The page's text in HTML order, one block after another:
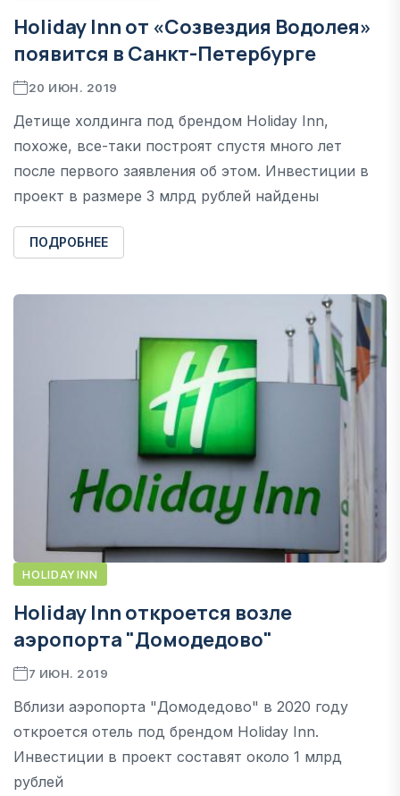
Holiday Inn от «Созвездия Водолея»
появится в Санкт-Петербурге
20 ИЮН. 2019
Детище холдинга под брендом Holiday Inn,
похоже, все-таки построят спустя много лет
после первого заявления об этом. Инвестиции в
проект в размере 3 млрд рублей найдены
ПОДРОБНЕЕ
HOLIDAY INN
Holiday Inn откроется возле
аэропорта "Домодедово"
7 ИЮН. 2019
Вблизи аэропорта "Домодедово" в 2020 году
откроется отель под брендом Holiday Inn.
Инвестиции в проект составят около 1 млрд
рублей